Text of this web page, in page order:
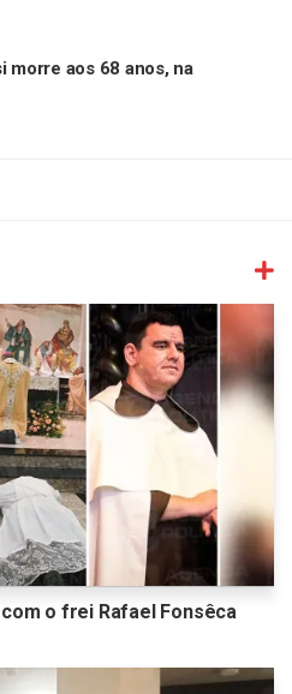
morre aos 68 anos, na
o frei Rafael Fonsêca